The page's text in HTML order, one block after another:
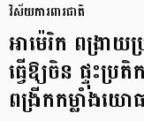
វិស័យការពារជាតិ
អាម៉េរិក ពង្រា
ធ្វើឱ្យចិន ផ្ទុះប្រ
ពង្រីកកម្លាំងយោ